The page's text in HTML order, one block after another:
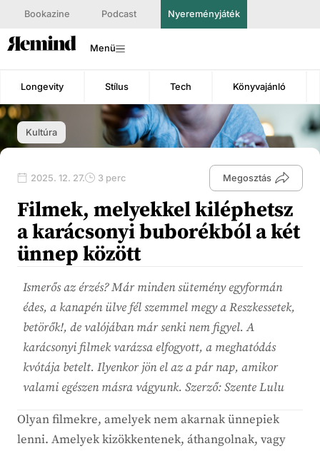
Bookazine Podcast Nyereményjáték
Menü
Longevity Stílus Tech Könyvajánló
Kultúra
2025. 12. 27. 3 perc Megosztás
Filmek, melyekkel kiléphetsz
a karácsonyi buborékból a két
ünnep között
Ismerős az érzés? Már minden sütemény egyformán
édes, a kanapén ülve fél szemmel megy a Reszkessetek,
betörők!, de valójában már senki nem figyel. A
karácsonyi filmek varázsa elfogyott, a meghatódás
kvótája betelt. Ilyenkor jön el az a pár nap, amikor
valami egészen másra vágyunk. Szerző: Szente Lulu
Olyan filmekre, amelyek nem akarnak ünnepiek
lenni. Amelyek kizökkentenek, áthangolnak, vagy